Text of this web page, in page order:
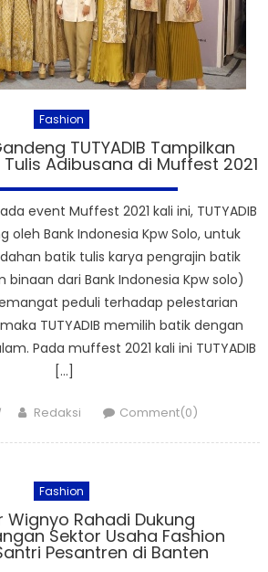
Fashion
TUTYADIB Tampilkan
Adibusana di Muffest 2021
event Muffest 2021 kali ini, TUTYADIB
oleh Bank Indonesia Kpw Solo, untuk
batik tulis karya pengrajin batik
dari Bank Indonesia Kpw solo)
peduli terhadap pelestarian
TUTYADIB memilih batik dengan
Pada muffest 2021 kali ini TUTYADIB
[…]
Author
Redaksi Comment(0)
Fashion
Wignyo Rahadi Dukung
Sektor Usaha Fashion
Pesantren di Banten